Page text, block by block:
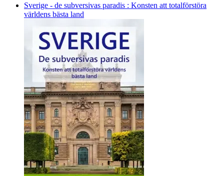
Sverige - de subversivas paradis : Konsten att totalförstöra
världens bästa land